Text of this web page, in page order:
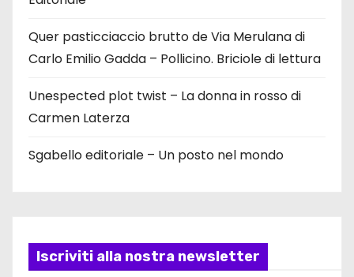
Quer pasticciaccio brutto de Via Merulana di
Carlo Emilio Gadda – Pollicino. Briciole di lettura
Unespected plot twist – La donna in rosso di
Carmen Laterza
Sgabello editoriale – Un posto nel mondo
Iscriviti alla nostra newsletter